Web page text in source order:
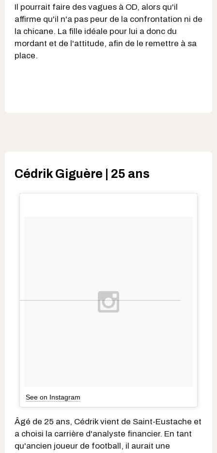
Il pourrait faire des vagues à OD, alors qu'il
affirme qu'il n'a pas peur de la confrontation ni de
la chicane. La fille idéale pour lui a donc du
mordant et de l'attitude, afin de le remettre à sa
place.
Cédrik Giguère | 25 ans
See on Instagram
Âgé de 25 ans, Cédrik vient de Saint-Eustache et
a choisi la carrière d'analyste financier. En tant
qu'ancien joueur de football, il aurait une